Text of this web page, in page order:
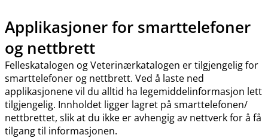
Applikasjoner for smarttelefoner
og nettbrett
Felleskatalogen og Veterinærkatalogen er tilgjengelig for
smarttelefoner og nettbrett. Ved å laste ned
applikasjonene vil du alltid ha legemiddelinformasjon lett
tilgjengelig. Innholdet ligger lagret på smarttelefonen​/​
nettbrettet, slik at du ikke er avhengig av nettverk for å få
tilgang til informasjonen.